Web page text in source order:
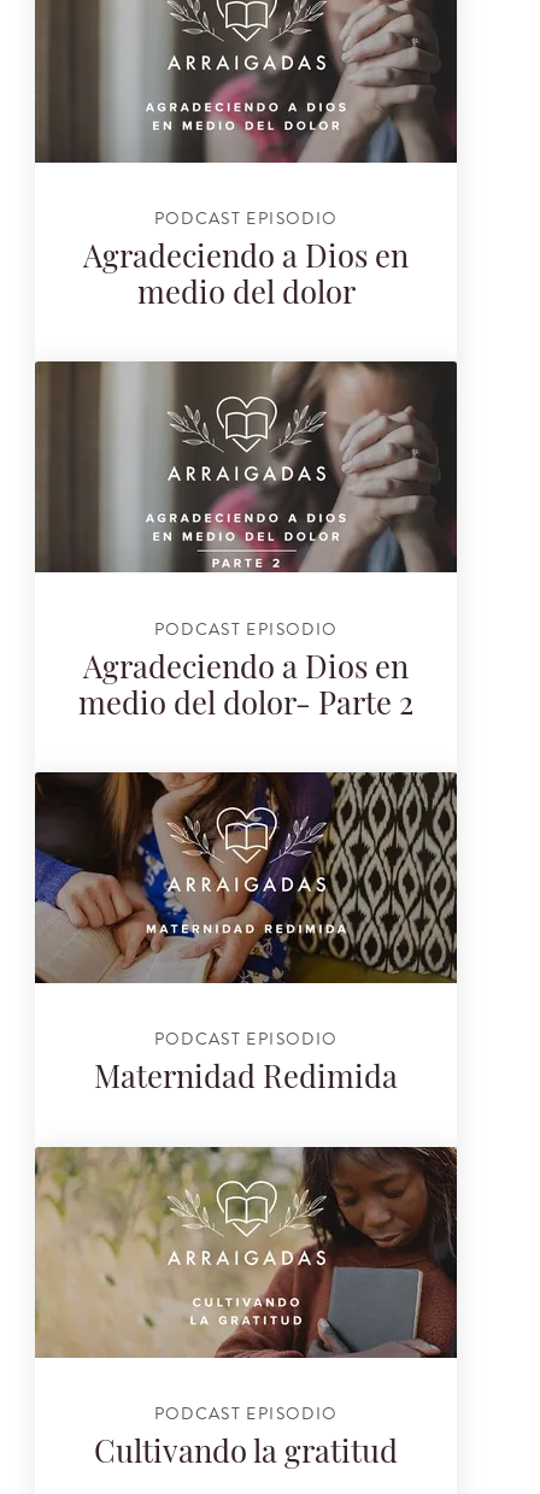
PODCAST EPISODIO
Agradeciendo a Dios en
medio del dolor
PODCAST EPISODIO
Agradeciendo a Dios en
medio del dolor- Parte 2
PODCAST EPISODIO
Maternidad Redimida
PODCAST EPISODIO
Cultivando la gratitud